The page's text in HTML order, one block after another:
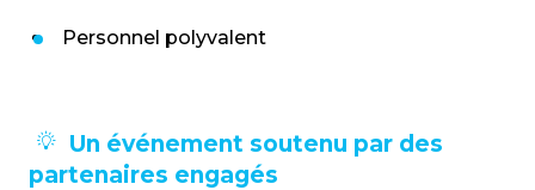
Personnel polyvalent
Un événement soutenu par des
partenaires engagés